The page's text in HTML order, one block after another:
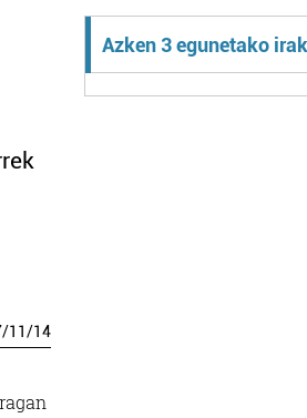
/11/14
Azken 3 egunetako